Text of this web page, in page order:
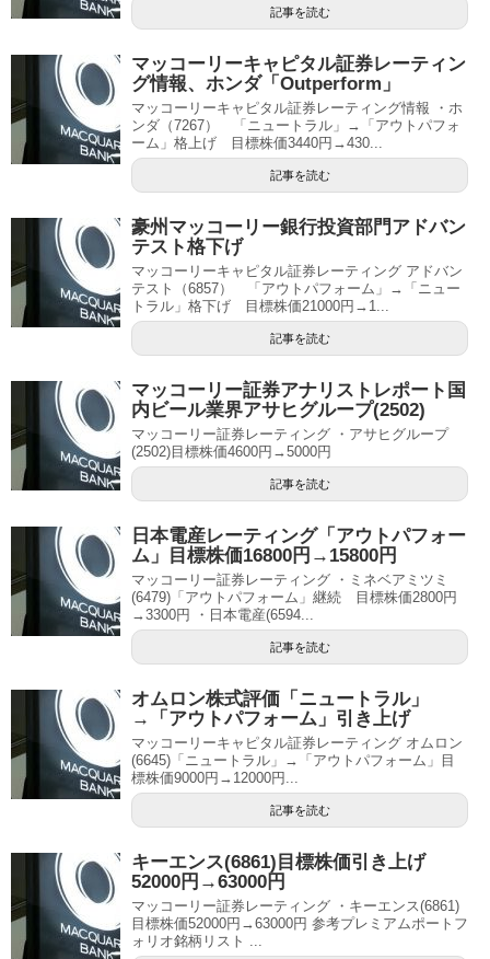
記事を読む
マッコーリーキャピタル証券レーティン
グ情報、ホンダ「Outperform」
マッコーリーキャピタル証券レーティング情報 ・ホ
ンダ（7267） 「ニュートラル」→「アウトパフォ
ーム」格上げ 目標株価3440円→430...
記事を読む
豪州マッコーリー銀行投資部門アドバン
テスト格下げ
マッコーリーキャピタル証券レーティング アドバン
テスト（6857） 「アウトパフォーム」→「ニュー
トラル」格下げ 目標株価21000円→1...
記事を読む
マッコーリー証券アナリストレポート国
内ビール業界アサヒグループ(2502)
マッコーリー証券レーティング ・アサヒグループ
(2502)目標株価4600円→5000円
記事を読む
日本電産レーティング「アウトパフォー
ム」目標株価16800円→15800円
マッコーリー証券レーティング ・ミネベアミツミ
(6479)「アウトパフォーム」継続 目標株価2800円
→3300円 ・日本電産(6594...
記事を読む
オムロン株式評価「ニュートラル」
→「アウトパフォーム」引き上げ
マッコーリーキャピタル証券レーティング オムロン
(6645)「ニュートラル」→「アウトパフォーム」目
標株価9000円→12000円...
記事を読む
キーエンス(6861)目標株価引き上げ
52000円→63000円
マッコーリー証券レーティング ・キーエンス(6861)
目標株価52000円→63000円 参考プレミアムポートフ
ォリオ銘柄リスト ...